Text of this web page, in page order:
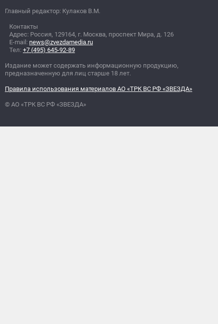
Главный редактор: Кулаков В.М.
Контакты
Адрес: Россия, 129164, г. Москва, проспект Мира, д. 126
E-mail: news@zvezdamedia.ru
Тел: +7 (495) 645-92-89
Издание может содержать информационную продукцию,
предназначенную для лиц старше 18 лет.
Правила использования материалов АО «ТРК ВС РФ «ЗВЕЗДА»
© АО «ТРК ВС РФ «ЗВЕЗДА»